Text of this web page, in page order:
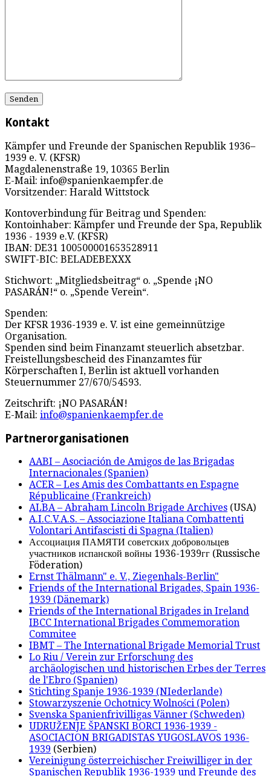
Kontakt
Kämpfer und Freunde der Spanischen Republik 1936–
1939 e. V. (KFSR)
Magdalenenstraße 19, 10365 Berlin
E-Mail: info@spanienkaempfer.de
Vorsitzender: Harald Wittstock
Kontoverbindung für Beitrag und Spenden:
Kontoinhaber: Kämpfer und Freunde der Spa, Republik
1936 - 1939 e.V. (KFSR)
IBAN: DE31 100500001653528911
SWIFT-BIC: BELADEBEXXX
Stichwort: „Mitgliedsbeitrag“ o. „Spende ¡NO
PASARÁN!“ o. „Spende Verein“.
Spenden:
Der KFSR 1936-1939 e. V. ist eine gemeinnützige
Organisation.
Spenden sind beim Finanzamt steuerlich absetzbar.
Freistellungsbescheid des Finanzamtes für
Körperschaften I, Berlin ist aktuell vorhanden
Steuernummer 27/670/54593.
Zeitschrift: ¡NO PASARÁN!
E-Mail: info@spanienkaempfer.de
Partnerorganisationen
AABI – Asociación de Amigos de las Brigadas
Internacionales (Spanien)
ACER – Les Amis des Combattants en Espagne
Républicaine (Frankreich)
ALBA – Abraham Lincoln Brigade Archives (USA)
A.I.C.V.A.S. – Associazione Italiana Combattenti
Volontari Antifascisti di Spagna (Italien)
Ассоциация ПАМЯТИ советских добровольцев
участников испанской войны 1936-1939гг (Russische
Föderation)
Ernst Thälmann" e. V., Ziegenhals-Berlin"
Friends of the International Brigades, Spain 1936-
1939 (Dänemark)
Friends of the International Brigades in Ireland
IBCC International Brigades Commemoration
Commitee
IBMT – The International Brigade Memorial Trust
Lo Riu / Verein zur Erforschung des
archäologischen und historischen Erbes der Terres
de l'Ebro (Spanien)
Stichting Spanje 1936-1939 (NIederlande)
Stowarzyszenie Ochotnicy Wolności (Polen)
Svenska Spanienfrivilligas Vänner (Schweden)
UDRUŽENJE ŠPANSKI BORCI 1936-1939 -
ASOCIACION BRIGADISTAS YUGOSLAVOS 1936-
1939 (Serbien)
Vereinigung österreichischer Freiwilliger in der
Spanischen Republik 1936-1939 und Freunde des